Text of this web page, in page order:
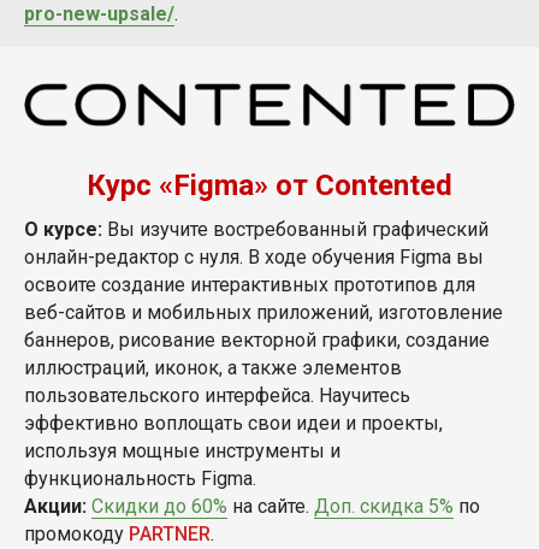
pro-new-upsale/.
Курс «Figma» от Contented
О курсе: Вы изучите востребованный графический
онлайн-редактор с нуля. В ходе обучения Figma вы
освоите создание интерактивных прототипов для
веб-сайтов и мобильных приложений, изготовление
баннеров, рисование векторной графики, создание
иллюстраций, иконок, а также элементов
пользовательского интерфейса. Научитесь
эффективно воплощать свои идеи и проекты,
используя мощные инструменты и
функциональность Figma.
Акции: Скидки до 60% на сайте. Доп. скидка 5% по
промокоду PARTNER.